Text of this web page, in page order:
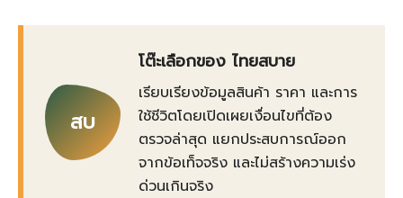
สบ
โต๊ะเลือกของ ไทยสบาย
เรียบเรียงข้อมูลสินค้า ราคา และการ
ใช้ชีวิตโดยเปิดเผยเงื่อนไขที่ต้อง
ตรวจล่าสุด แยกประสบการณ์ออก
จากข้อเท็จจริง และไม่สร้างความเร่ง
ด่วนเกินจริง